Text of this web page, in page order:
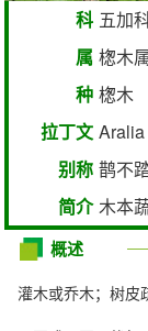
科 五加
属 楤木
种 楤木
拉丁文
别称 鹊不
简介 木本
概述
灌木或乔木；树皮